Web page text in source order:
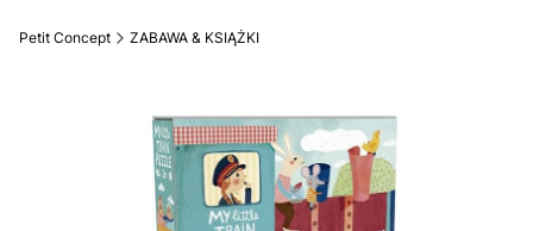
Petit Concept ZABAWA & KSIĄŻKI